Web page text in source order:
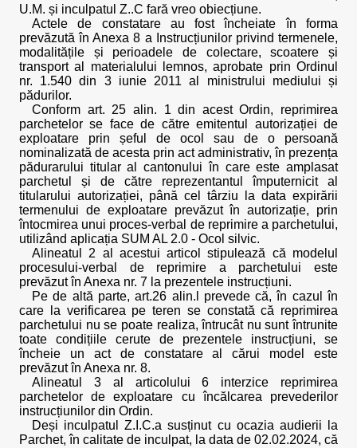
U.M. și inculpatul Z..C fară vreo obiecțiune.
Actele de constatare au fost încheiate în forma
prevăzută în Anexa 8 a Instrucțiunilor privind termenele,
modalitățile și perioadele de colectare, scoatere și
transport al materialului lemnos, aprobate prin Ordinul
nr. 1.540 din 3 iunie 2011 al ministrului mediului și
pădurilor.
Conform art. 25 alin. 1 din acest Ordin, reprimirea
parchetelor se face de către emitentul autorizației de
exploatare prin șeful de ocol sau de o persoană
nominalizată de acesta prin act administrativ, în prezența
pădurarului titular al cantonului în care este amplasat
parchetul și de către reprezentantul împuternicit al
titularului autorizației, până cel târziu la data expirării
termenului de exploatare prevăzut în autorizație, prin
întocmirea unui proces-verbal de reprimire a parchetului,
utilizând aplicația SUM AL 2.0 - Ocol silvic.
Alineatul 2 al acestui articol stipulează că modelul
procesului-verbal de reprimire a parchetului este
prevăzut în Anexa nr. 7 la prezentele instrucțiuni.
Pe de altă parte, art.26 alin.l prevede că, în cazul în
care la verificarea pe teren se constată că reprimirea
parchetului nu se poate realiza, întrucât nu sunt întrunite
toate condițiile cerute de prezentele instrucțiuni, se
încheie un act de constatare al cărui model este
prevăzut în Anexa nr. 8.
Alineatul 3 al articolului 6 interzice reprimirea
parchetelor de exploatare cu încălcarea prevederilor
instrucțiunilor din Ordin.
Deși inculpatul Z.I.C.a susținut cu ocazia audierii la
Parchet, în calitate de inculpat, la data de 02.02.2024, că